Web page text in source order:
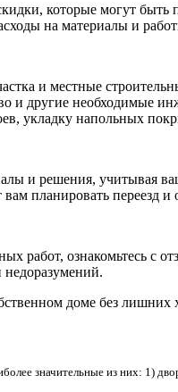
которые могут быть
на материалы и
и местные
и другие необходимые
укладку напольных
и решения, учитывая
планировать переезд и
работ, ознакомьтесь с
доме без лишних
значительные из них: 1)